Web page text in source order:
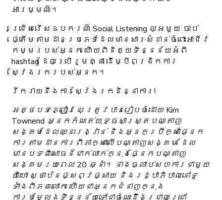
អារម្មណ៍។
ជ្រើសរើសឧបករណ៍ Social Listening ល្អមួយ ចាប់
ផ្តើមតាមដានប្រភេទដែលមានសារៈសំខាន់ចំពោះអាជីវ
កម្មរបស់អ្នក ហើយពិនិត្យទិន្នន័យអំពី
hashtag ដែលប្រើរួមគ្នា ដើម្បីពង្រីកការ
ស្វែងរករបស់អ្នក។
រីករាយនឹងការស្វែងរកនិន្នាការ!
អត្ថបទភ្ញៀវនេះ ត្រូវបានរៀបចំដោយ Kim
Townend អ្នកកំណត់យុទ្ធសាស្ត្របណ្តាញ
សង្គមដែលឈ្នះរង្វាន់ និងអ្នកប្រឹក្សាផ្នែក
ការតាមដានការពិភាក្សាលើបណ្តាញសង្គម ដែល
មានបទពិសោធន៍ជាក់លាក់ក្នុងផ្នែកបណ្តាញ
សង្គមរយៈពេល 20 ឆ្នាំ។ នាងធ្លាប់សហការជាមួយ
យីហោ ស្ថាប័នផ្សព្វផ្សាយ និងរដ្ឋាភិបាលនៅទូ
ទាំងពិភពលោក ហើយជាអ្នកជំនាញក្នុង
ការបម្លែងទិន្នន័យទៅជាចំណេះដឹងជ្រាលជ្រៅ